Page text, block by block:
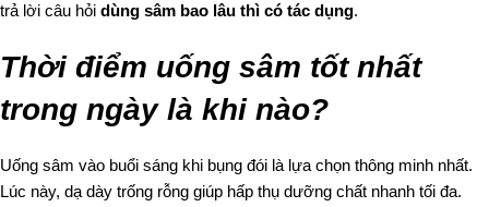
trả lời câu hỏi dùng sâm bao lâu thì có tác dụng.
Thời điểm uống sâm tốt nhất
trong ngày là khi nào?
Uống sâm vào buổi sáng khi bụng đói là lựa chọn thông minh nhất.
Lúc này, dạ dày trống rỗng giúp hấp thụ dưỡng chất nhanh tối đa.